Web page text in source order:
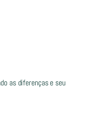
as diferenças e seu